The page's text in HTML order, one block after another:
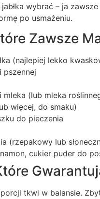
wybrać – ja
po usmażeniu.
Zawsze
(najlepiej lekko
pszennej
mleka (lub mleka
więcej, do smaku)
do pieczenia
(rzepakowy lub
cukier puder do
tkwi w balansie.